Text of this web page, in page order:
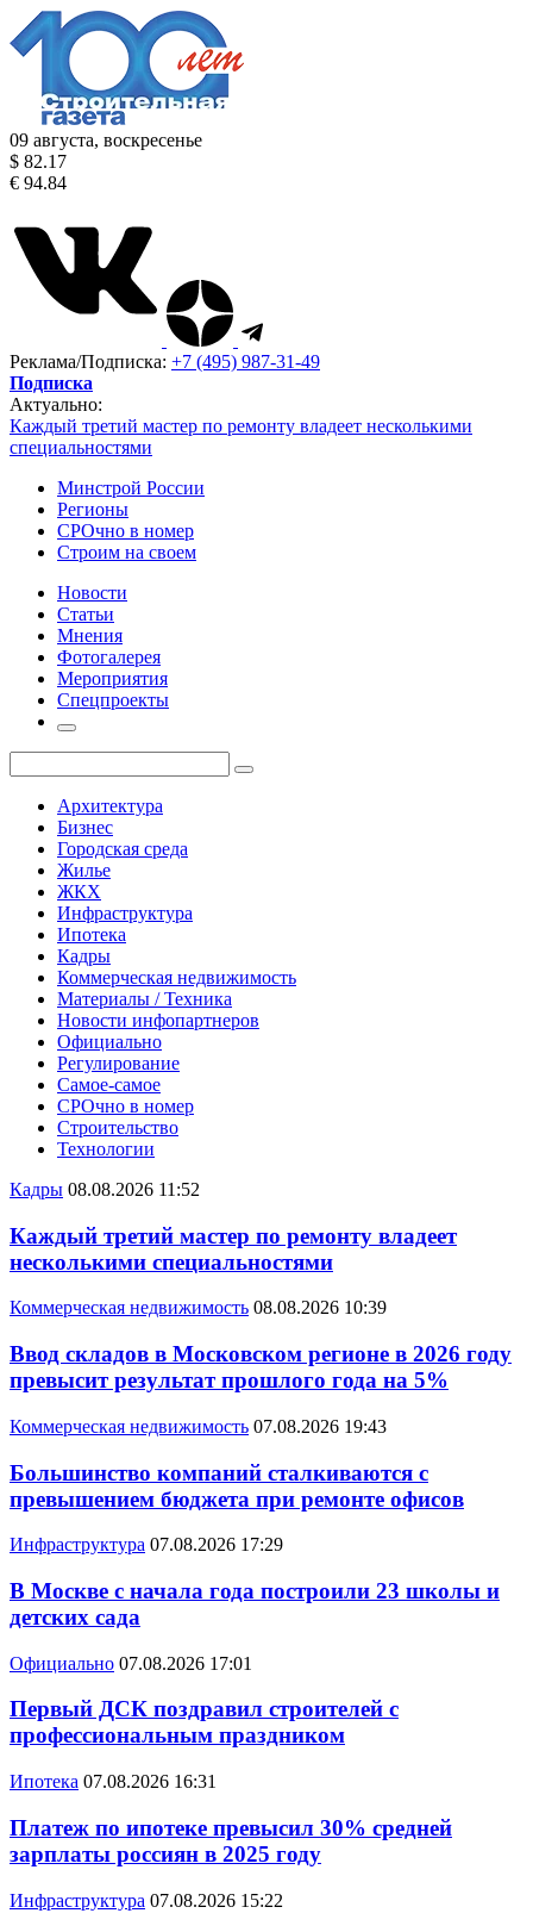
09 августа, воскресенье
$ 82.17
€ 94.84
Реклама/Подписка: +7 (495) 987-31-49
Подписка
Актуально:
Каждый третий мастер по ремонту владеет несколькими
специальностями
Минстрой России
Регионы
СРОчно в номер
Строим на своем
Новости
Статьи
Мнения
Фотогалерея
Мероприятия
Спецпроекты
Архитектура
Бизнес
Городская среда
Жилье
ЖКХ
Инфраструктура
Ипотека
Кадры
Коммерческая недвижимость
Материалы / Техника
Новости инфопартнеров
Официально
Регулирование
Самое-самое
СРОчно в номер
Строительство
Технологии
Кадры 08.08.2026 11:52
Каждый третий мастер по ремонту владеет
несколькими специальностями
Коммерческая недвижимость 08.08.2026 10:39
Ввод складов в Московском регионе в 2026 году
превысит результат прошлого года на 5%
Коммерческая недвижимость 07.08.2026 19:43
Большинство компаний сталкиваются с
превышением бюджета при ремонте офисов
Инфраструктура 07.08.2026 17:29
В Москве с начала года построили 23 школы и
детских сада
Официально 07.08.2026 17:01
Первый ДСК поздравил строителей с
профессиональным праздником
Ипотека 07.08.2026 16:31
Платеж по ипотеке превысил 30% средней
зарплаты россиян в 2025 году
Инфраструктура 07.08.2026 15:22